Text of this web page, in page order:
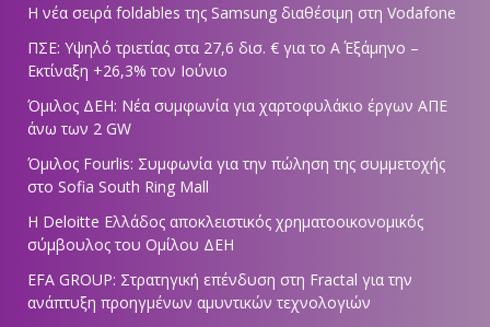
Η νέα σειρά foldables της Samsung διαθέσιμη στη Vodafone
ΠΣΕ: Υψηλό τριετίας στα 27,6 δισ. € για το Α΄ Εξάμηνο –
Εκτίναξη +26,3% τον Ιούνιο
Όμιλος ΔΕΗ: Νέα συμφωνία για χαρτοφυλάκιο έργων ΑΠΕ
άνω των 2 GW
Όμιλος Fourlis: Συμφωνία για την πώληση της συμμετοχής
στο Sofia South Ring Mall
Η Deloitte Ελλάδος αποκλειστικός χρηματοοικονομικός
σύμβουλος του Ομίλου ΔΕΗ
EFA GROUP: Στρατηγική επένδυση στη Fractal για την
ανάπτυξη προηγμένων αμυντικών τεχνολογιών